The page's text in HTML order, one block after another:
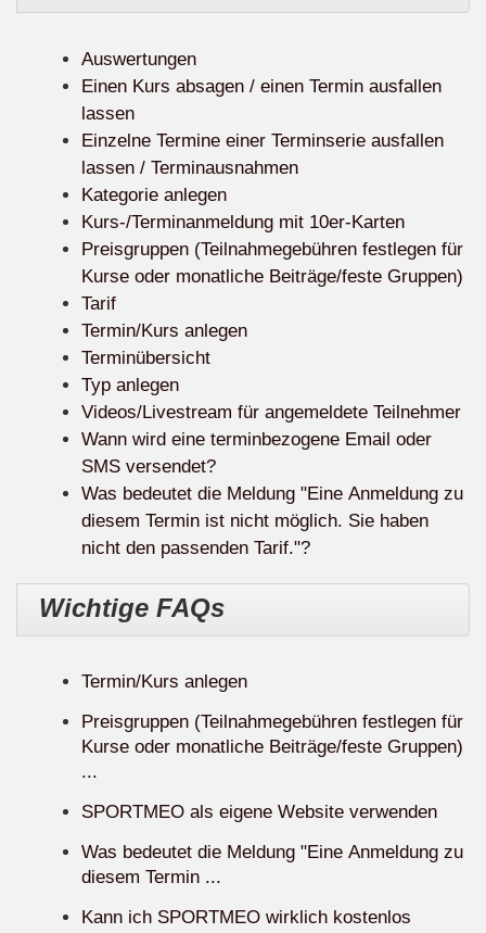
Auswertungen
Einen Kurs absagen / einen Termin ausfallen
lassen
Einzelne Termine einer Terminserie ausfallen
lassen / Terminausnahmen
Kategorie anlegen
Kurs-/Terminanmeldung mit 10er-Karten
Preisgruppen (Teilnahmegebühren festlegen für
Kurse oder monatliche Beiträge/feste Gruppen)
Tarif
Termin/Kurs anlegen
Terminübersicht
Typ anlegen
Videos/Livestream für angemeldete Teilnehmer
Wann wird eine terminbezogene Email oder
SMS versendet?
Was bedeutet die Meldung "Eine Anmeldung zu
diesem Termin ist nicht möglich. Sie haben
nicht den passenden Tarif."?
Wichtige FAQs
Termin/Kurs anlegen
Preisgruppen (Teilnahmegebühren festlegen für
Kurse oder monatliche Beiträge/feste Gruppen)
...
SPORTMEO als eigene Website verwenden
Was bedeutet die Meldung "Eine Anmeldung zu
diesem Termin ...
Kann ich SPORTMEO wirklich kostenlos